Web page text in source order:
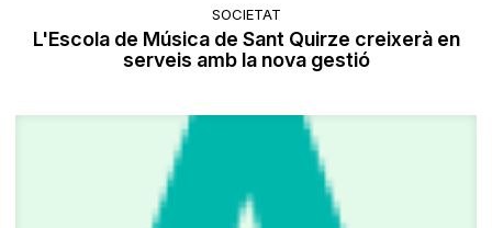
SOCIETAT
​L'Escola de Música de Sant Quirze creixerà en
serveis amb la nova gestió